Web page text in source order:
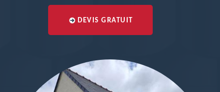
DEVIS GRATUIT